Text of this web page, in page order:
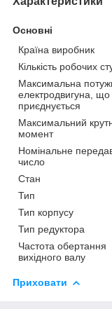
Основні
Країна виробник
Кількість робочих
Максимальна
електродвигуна, що
приєднується
Максимальний
момент
Номінальне
число
Стан
Тип
Тип корпусу
Тип редуктора
Частота обертання
вихідного валу
Приховати